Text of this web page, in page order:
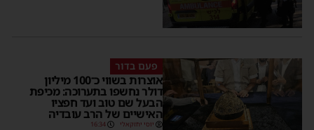
פעם בדור
אוצרות בשווי כ־100 מיליון
דולר נחשפו בתערוכה: מכיפת
הבעל שם טוב ועד חפציו
האישיים של הרב עובדיה
יוסי יחזקאלי 16:34